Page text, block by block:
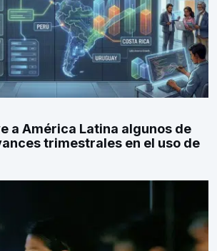
a América Latina algunos de
trimestrales en el uso de